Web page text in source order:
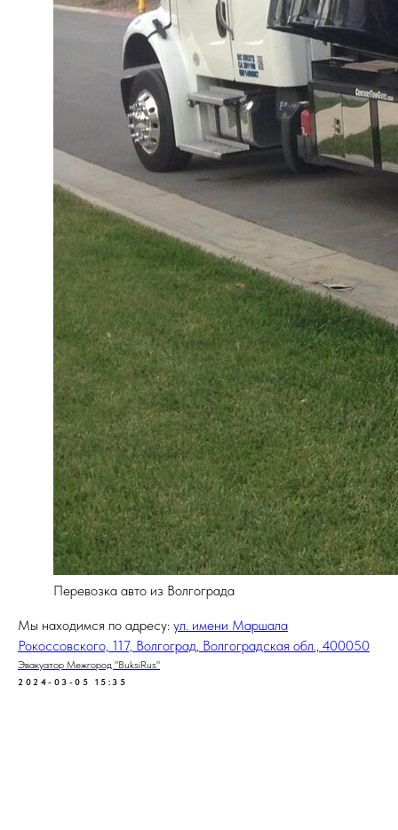
Перевозка авто из Волгограда
Мы находимся по адресу: ул. имени Маршала
Рокоссовского, 117, Волгоград, Волгоградская обл., 400050
Эвакуатор Межгород "BuksiRus"
2024-03-05 15:35